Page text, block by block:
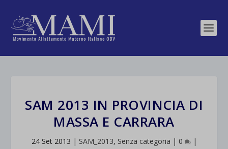
SAM 2013 IN PROVINCIA DI
MASSA E CARRARA
24 Set 2013 | SAM_2013, Senza categoria | 0 |